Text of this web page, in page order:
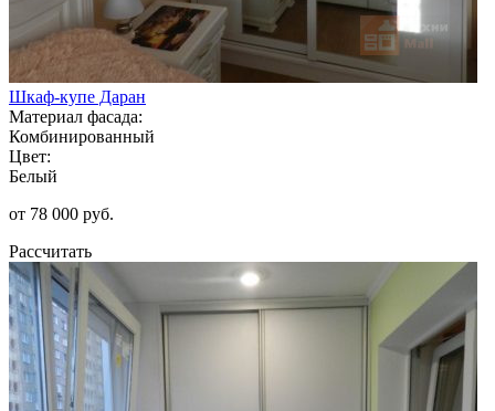
Шкаф-купе Даран
Материал фасада:
Комбинированный
Цвет:
Белый
от 78 000 руб.
Рассчитать